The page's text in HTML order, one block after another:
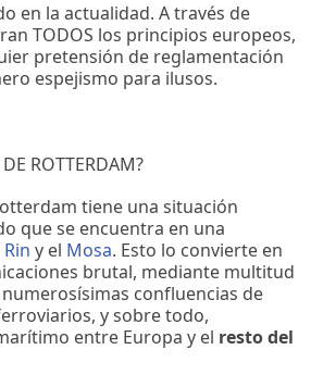
en la actualidad. A través de
TODOS los principios europeos,
pretensión de reglamentación
espejismo para ilusos.
ROTTERDAM?
tiene una situación
que se encuentra en una
Rin y el Mosa. Esto lo convierte en
brutal, mediante multitud
confluencias de
y sobre todo,
entre Europa y el resto del